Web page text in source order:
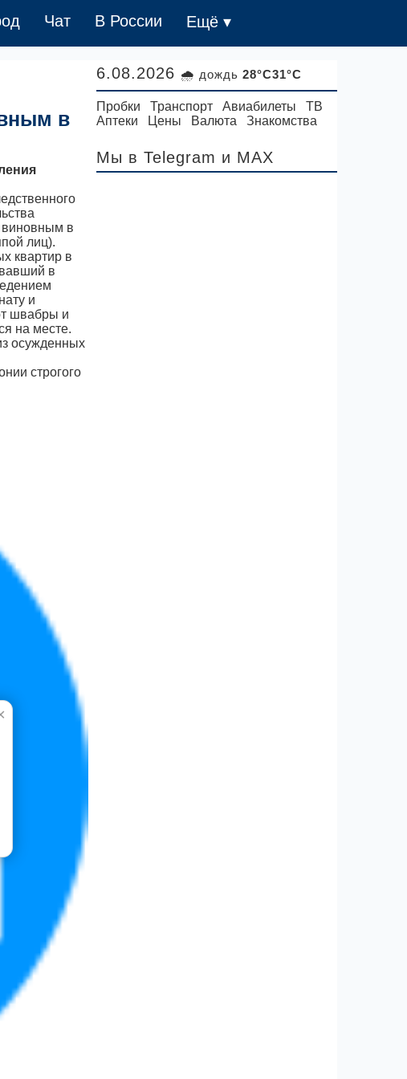
Чат В России Ещё ▾
в
виновным в
лиц).
квартир в
в
и
швабры и
на месте.
осужденных
строгого
6.08.2026 🌧 дождь 28°C31°C
Пробки Транспорт Авиабилеты
ТВ
Аптеки
Цены Валюта Знакомства
Мы в Telegram и MAX